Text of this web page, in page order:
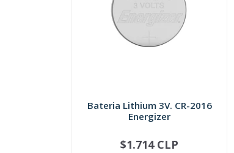
Bateria Lithium 3V. CR-2016
Energizer
+
$1.714 CLP